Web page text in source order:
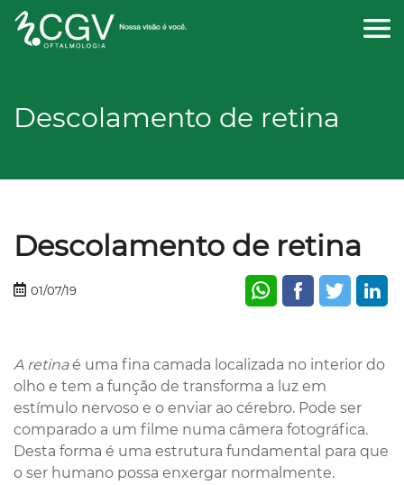
Descolamento de retina
Descolamento de retina
01/07/19
A retinaé uma fina camada localizada no interior do
olho e tem a função de transforma a luz em
estímulo nervoso e o enviar ao cérebro. Pode ser
comparado a um filme numa câmera fotográfica.
Desta forma é uma estrutura fundamental para que
o ser humano possa enxergar normalmente.